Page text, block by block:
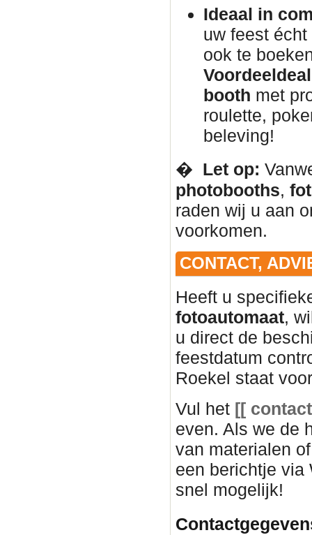
Ideaal in
uw feest
ook te
booth met
roulette,
beleving!
� ️ Let op:
photobooths,
raden wij u aan
voorkomen.
CONTACT,
Heeft u
fotoautomaat,
u direct de
feestdatum
Roekel staat
Vul het [[ c
even. Als we de
van materialen
een berichtje via
snel mogelijk!